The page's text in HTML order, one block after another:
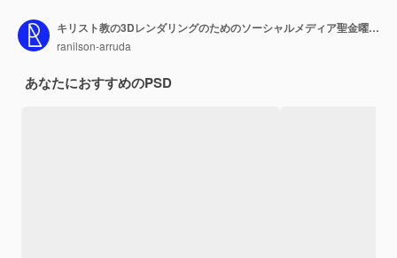
キリスト教の3Dレンダリングのためのソーシャルメディア聖金曜日ハッピーイースターを投稿する
ranilson-arruda
あなたにおすすめのPSD